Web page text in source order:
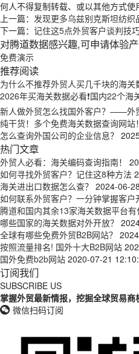
何人不得复制转载、或以其他方式使
上一篇： 发现更多乌兹别克斯坦纺织
下一篇： 记住这5点外贸客户谈判技
对腾道数据感兴趣,可申请体验
免费演示
推荐阅读
为什么不推荐外贸人买几千块的海关
2026年买海关数据必看❗国内22个海
新人做外贸怎么找国外客户？——外
纯干货！多个免费海关数据查询网站！
怎么查询外国公司的企业信息？
热门文章
外贸人必看：海关编码查询指南！
如何寻找外贸客户？记住这8种方法
海关进出口数据怎么查？ 2024-06-
如何联系外贸客户？一分钟掌握客户
腾道和国内其余13家海关数据平台有
哪些国家的海关数据对外开放？
全球有哪些免费外贸B2B网站？
按照流量排名! 国外十大B2B网站
国外免费b2b网站 2020-07-21
订阅我们
SUBSCRIBE US
掌握外贸最新情报，挖掘全球贸易商
微信扫码订阅